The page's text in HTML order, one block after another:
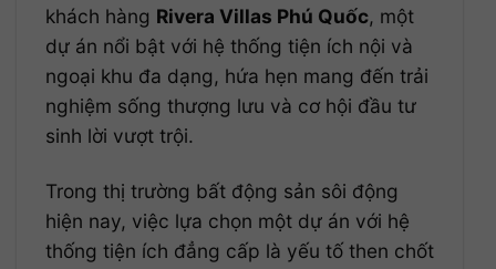
khách hàng Rivera Villas Phú Quốc, một
dự án nổi bật với hệ thống tiện ích nội và
ngoại khu đa dạng, hứa hẹn mang đến trải
nghiệm sống thượng lưu và cơ hội đầu tư
sinh lời vượt trội.
Trong thị trường bất động sản sôi động
hiện nay, việc lựa chọn một dự án với hệ
thống tiện ích đẳng cấp là yếu tố then chốt